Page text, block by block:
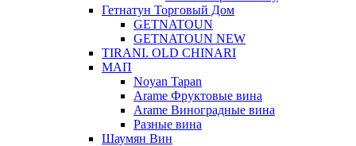
Гетнатун Торговый Дом
GETNATOUN
GETNATOUN NEW
TIRANI. OLD CHINARI
МАП
Noyan Tapan
Arame Фруктовые вина
Arame Виноградные вина
Разные вина
Шаумян Вин